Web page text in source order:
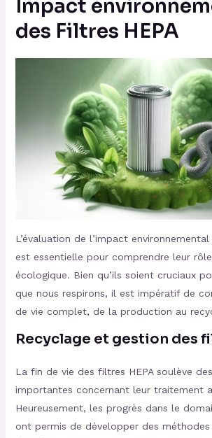
Impact
des Filtres HEPA
L’évaluation de l’impact
est essentielle pour comprendre leur
écologique. Bien qu’ils soient cruciaux
que nous respirons, il est impératif de
de vie complet, de la production au
Recyclage et gestion des
La fin de vie des filtres HEPA soulève
importantes concernant leur traitement
Heureusement, les progrès dans le
ont permis de développer des